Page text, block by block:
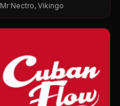
Mr Nectro, Vikingo